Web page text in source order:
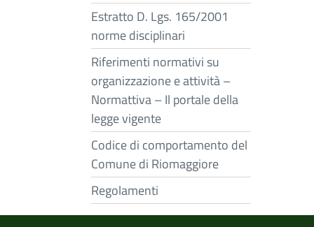
Estratto D. Lgs. 165/2001
norme disciplinari
Riferimenti normativi su
organizzazione e attività –
Normattiva – Il portale della
legge vigente
Codice di comportamento del
Comune di Riomaggiore
Regolamenti